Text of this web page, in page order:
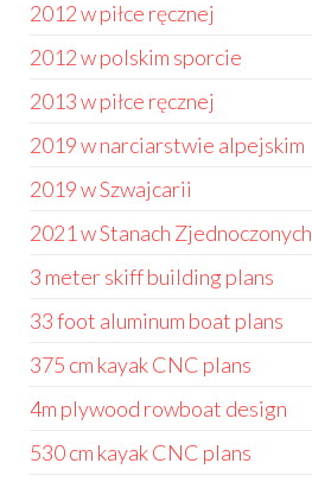
2012 w piłce ręcznej
2012 w polskim sporcie
2013 w piłce ręcznej
2019 w narciarstwie alpejskim
2019 w Szwajcarii
2021 w Stanach Zjednoczonych
3 meter skiff building plans
33 foot aluminum boat plans
375 cm kayak CNC plans
4m plywood rowboat design
530 cm kayak CNC plans